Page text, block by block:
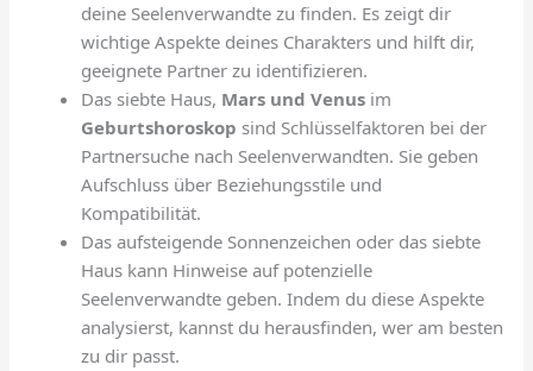
deine Seelenverwandte zu finden. Es zeigt dir
wichtige Aspekte deines Charakters und hilft dir,
geeignete Partner zu identifizieren.
Das siebte Haus, Mars und Venus im
Geburtshoroskop sind Schlüsselfaktoren bei der
Partnersuche nach Seelenverwandten. Sie geben
Aufschluss über Beziehungsstile und
Kompatibilität.
Das aufsteigende Sonnenzeichen oder das siebte
Haus kann Hinweise auf potenzielle
Seelenverwandte geben. Indem du diese Aspekte
analysierst, kannst du herausfinden, wer am besten
zu dir passt.